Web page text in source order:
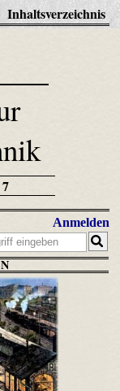
Inhaltsverzeichnis
Anmelden